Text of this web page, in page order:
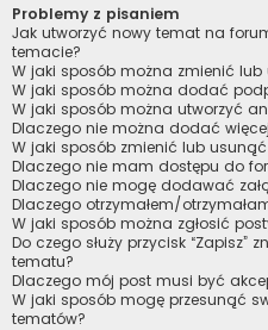
Problemy z pisaniem
Jak utworzyć nowy temat na
temacie?
W jaki sposób można zmienić
W jaki sposób można dodać
W jaki sposób można utworzyć
Dlaczego nie można dodać
W jaki sposób zmienić lub usunąć
Dlaczego nie mam dostępu do
Dlaczego nie mogę dodawać
Dlaczego otrzymałem/
W jaki sposób można zgłosić
Do czego służy przycisk “Zapisz”
tematu?
Dlaczego mój post musi być
W jaki sposób mogę przesunąć
tematów?